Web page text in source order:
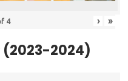
4 › »
(2023-2024)